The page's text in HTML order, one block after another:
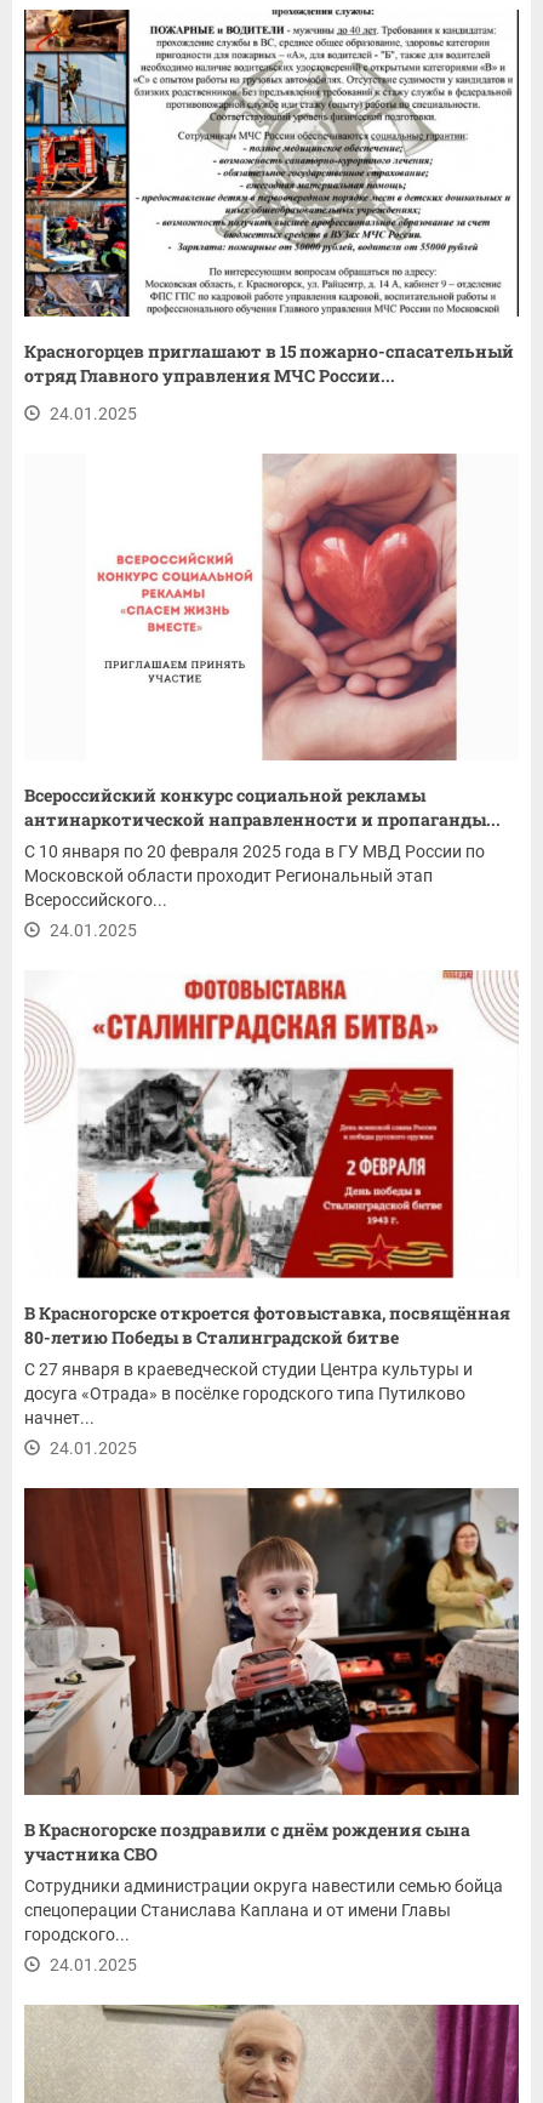
Красногорцев приглашают в 15 пожарно-спасательный
отряд Главного управления МЧС России...
24.01.2025
Всероссийский конкурс социальной рекламы
антинаркотической направленности и пропаганды...
С 10 января по 20 февраля 2025 года в ГУ МВД России по
Московской области проходит Региональный этап
Всероссийского...
24.01.2025
В Красногорске откроется фотовыставка, посвящённая
80-летию Победы в Сталинградской битве
С 27 января в краеведческой студии Центра культуры и
досуга «Отрада» в посёлке городского типа Путилково
начнет...
24.01.2025
В Красногорске поздравили с днём рождения сына
участника СВО
Сотрудники администрации округа навестили семью бойца
спецоперации Станислава Каплана и от имени Главы
городского...
24.01.2025